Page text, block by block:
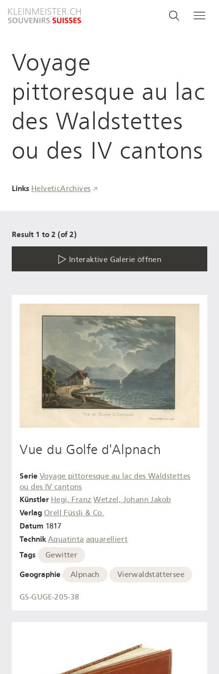
zum
Search
Suche
Voyage
pittoresque au lac
des Waldstettes
ou des IV cantons
Links HelveticArchives
Result 1 to 2 (of 2)
Interaktive Galerie öffnen
Vue du Golfe d'Alpnach
Serie Voyage pittoresque au lac des Waldstettes
ou des IV cantons
Künstler Hegi, Franz Wetzel, Johann Jakob
Verlag Orell Füssli & Co.
Datum 1817
Technik Aquatinta aquarelliert
Tags Gewitter
Geographie Alpnach Vierwaldstättersee
GS-GUGE-205-38